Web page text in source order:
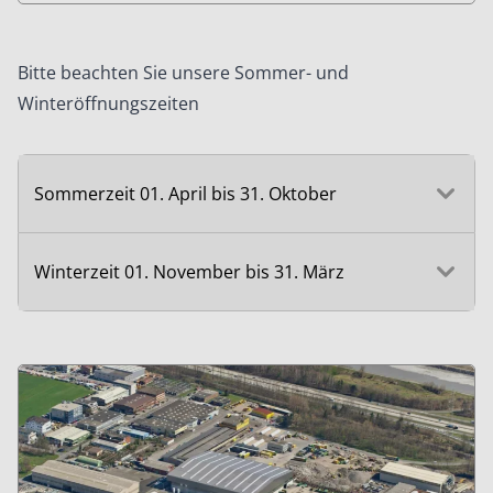
Bitte beachten Sie unsere Sommer- und
Winteröffnungszeiten
Sommerzeit 01. April bis 31. Oktober
Winterzeit 01. November bis 31. März